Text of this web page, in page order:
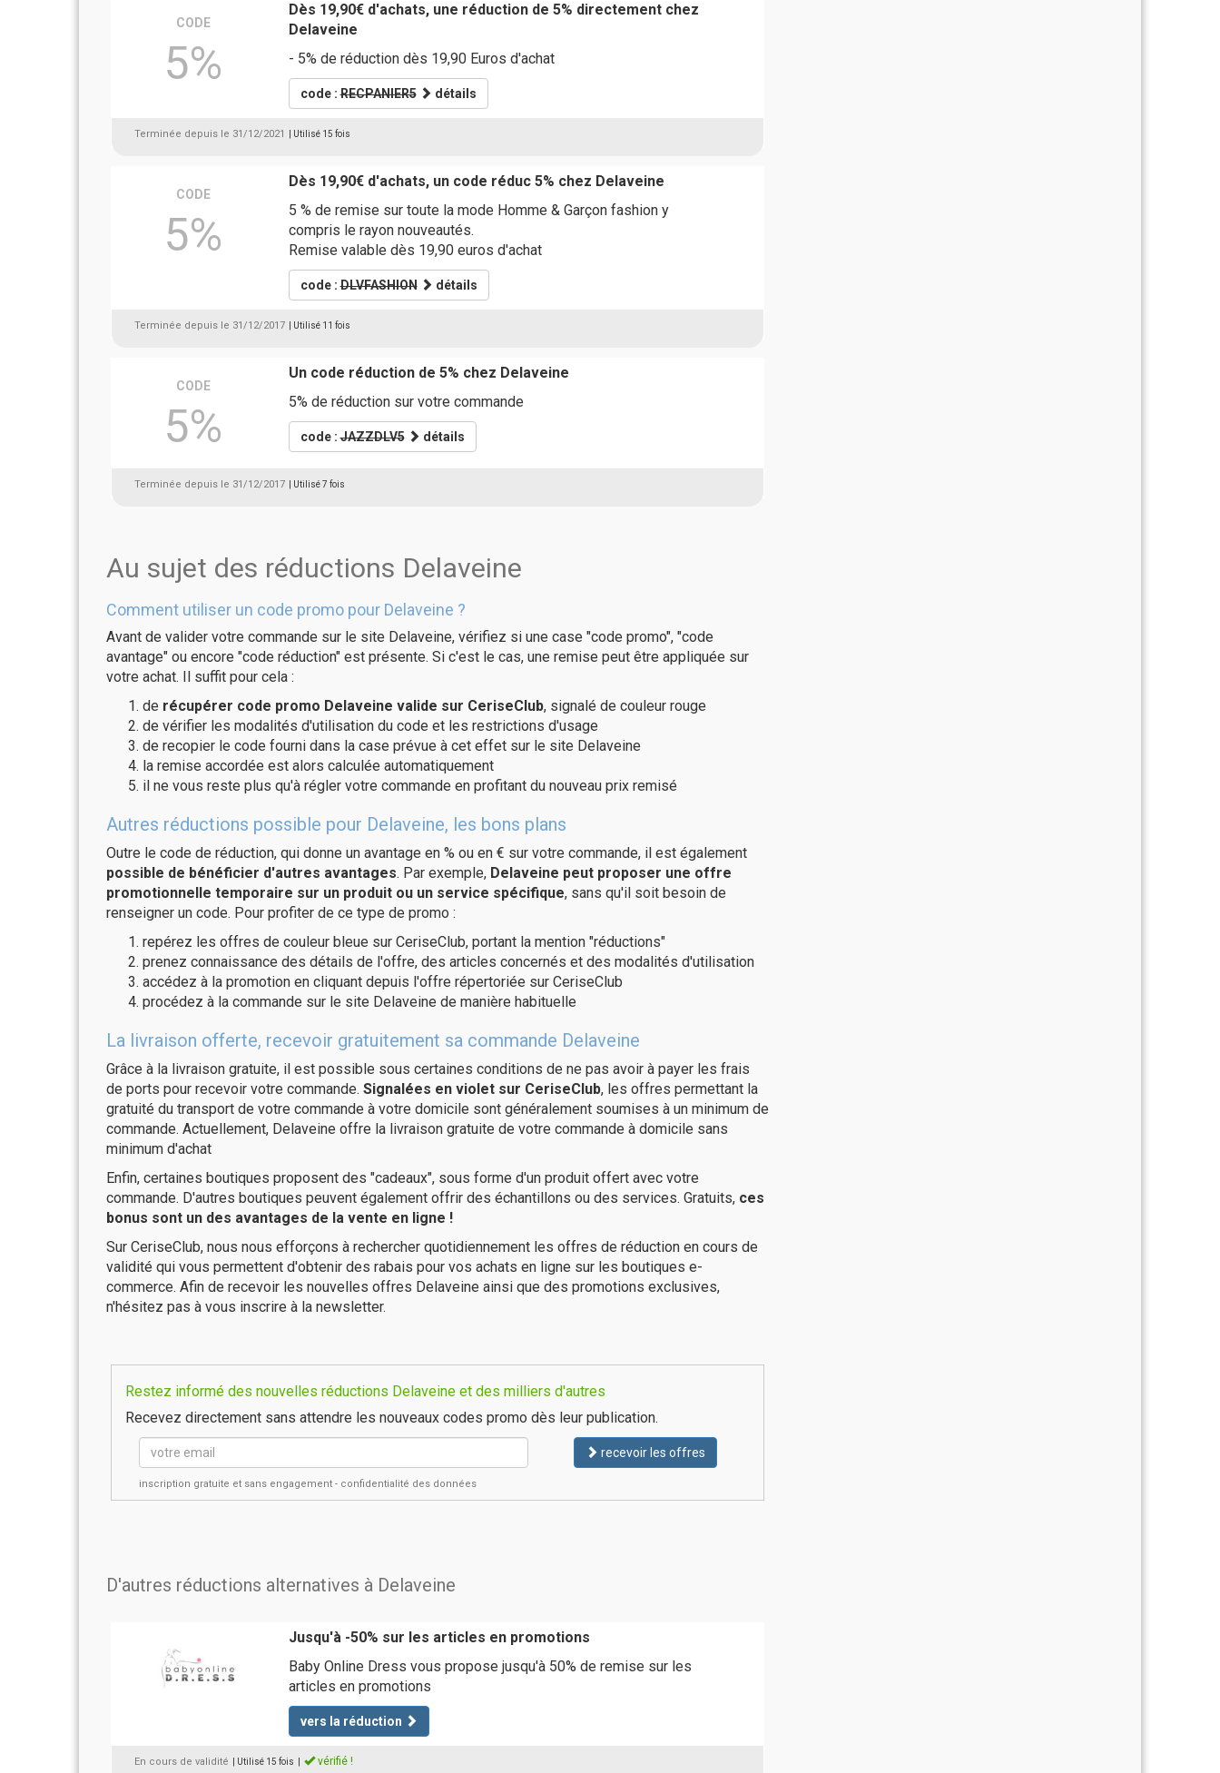
CODE
5%
Dès 19,90€ d'achats, une réduction de 5% directement chez
Delaveine
- 5% de réduction dès 19,90 Euros d'achat
code :RECPANIER5 détails
Terminée depuis le 31/12/2021 | Utilisé 15 fois
CODE
5%
Dès 19,90€ d'achats, un code réduc 5% chez Delaveine
5 % de remise sur toute la mode Homme & Garçon fashion y
compris le rayon nouveautés.
Remise valable dès 19,90 euros d'achat
code :DLVFASHION détails
Terminée depuis le 31/12/2017 | Utilisé 11 fois
CODE
5%
Un code réduction de 5% chez Delaveine
5% de réduction sur votre commande
code :JAZZDLV5 détails
Terminée depuis le 31/12/2017 | Utilisé 7 fois
Au sujet des réductions Delaveine
Comment utiliser un code promo pour Delaveine ?
Avant de valider votre commande sur le site Delaveine, vérifiez si une case "code promo", "code
avantage" ou encore "code réduction" est présente. Si c'est le cas, une remise peut être appliquée sur
votre achat. Il suffit pour cela :
de récupérer code promo Delaveine valide sur CeriseClub, signalé de couleur rouge
de vérifier les modalités d'utilisation du code et les restrictions d'usage
de recopier le code fourni dans la case prévue à cet effet sur le site Delaveine
la remise accordée est alors calculée automatiquement
il ne vous reste plus qu'à régler votre commande en profitant du nouveau prix remisé
Autres réductions possible pour Delaveine, les bons plans
Outre le code de réduction, qui donne un avantage en % ou en € sur votre commande, il est également
possible de bénéficier d'autres avantages. Par exemple, Delaveine peut proposer une offre
promotionnelle temporaire sur un produit ou un service spécifique, sans qu'il soit besoin de
renseigner un code. Pour profiter de ce type de promo :
repérez les offres de couleur bleue sur CeriseClub, portant la mention "réductions"
prenez connaissance des détails de l'offre, des articles concernés et des modalités d'utilisation
accédez à la promotion en cliquant depuis l'offre répertoriée sur CeriseClub
procédez à la commande sur le site Delaveine de manière habituelle
La livraison offerte, recevoir gratuitement sa commande Delaveine
Grâce à la livraison gratuite, il est possible sous certaines conditions de ne pas avoir à payer les frais
de ports pour recevoir votre commande. Signalées en violet sur CeriseClub, les offres permettant la
gratuité du transport de votre commande à votre domicile sont généralement soumises à un minimum de
commande. Actuellement, Delaveine offre la livraison gratuite de votre commande à domicile sans
minimum d'achat
Enfin, certaines boutiques proposent des "cadeaux", sous forme d'un produit offert avec votre
commande. D'autres boutiques peuvent également offrir des échantillons ou des services. Gratuits, ces
bonus sont un des avantages de la vente en ligne !
Sur CeriseClub, nous nous efforçons à rechercher quotidiennement les offres de réduction en cours de
validité qui vous permettent d'obtenir des rabais pour vos achats en ligne sur les boutiques e-
commerce. Afin de recevoir les nouvelles offres Delaveine ainsi que des promotions exclusives,
n'hésitez pas à vous inscrire à la newsletter.
Restez informé des nouvelles réductions Delaveine et des milliers d'autres
Recevez directement sans attendre les nouveaux codes promo dès leur publication.
recevoir les offres
inscription gratuite et sans engagement - confidentialité des données
D'autres réductions alternatives à Delaveine
Jusqu'à -50% sur les articles en promotions
Baby Online Dress vous propose jusqu'à 50% de remise sur les
articles en promotions
vers la réduction
En cours de validité | Utilisé 15 fois vérifié !